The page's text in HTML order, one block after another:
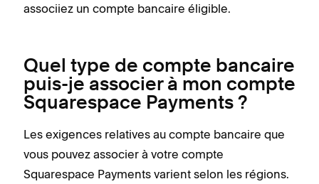
associiez un compte bancaire éligible.
Quel type de compte bancaire
puis-je associer à mon compte
Squarespace Payments ?
Les exigences relatives au compte bancaire que
vous pouvez associer à votre compte
Squarespace Payments varient selon les régions.